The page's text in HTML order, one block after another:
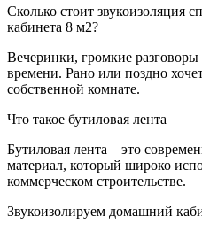
Сколько стоит звукоизоляция
кабинета 8 м2?
Вечеринки, громкие
времени. Рано или поздно
собственной комнате.
Что такое бутиловая лента
Бутиловая лента – это
материал, который широко
коммерческом строительстве.
Звукоизолируем домашний